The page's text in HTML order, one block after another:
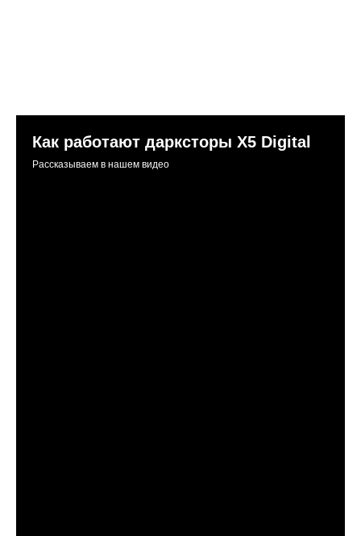
Как работают дарксторы Х5 Digital
Рассказываем в нашем видео